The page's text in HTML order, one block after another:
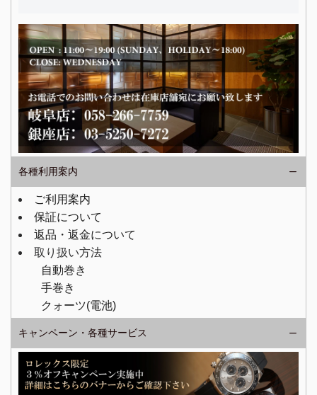
各種利用案内
ご利用案内
保証について
返品・返金について
取り扱い方法
自動巻き
手巻き
クォーツ(電池)
キャンペーン・各種サービス